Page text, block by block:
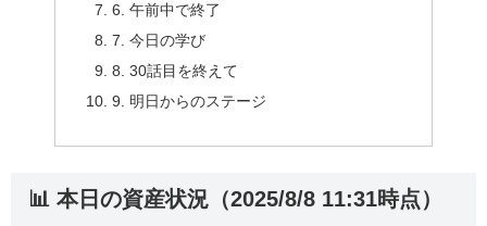
6. 午前中で終了
7. 今日の学び
8. 30話目を終えて
9. 明日からのステージ
📊 本日の資産状況（2025/8/8 11:31時点）